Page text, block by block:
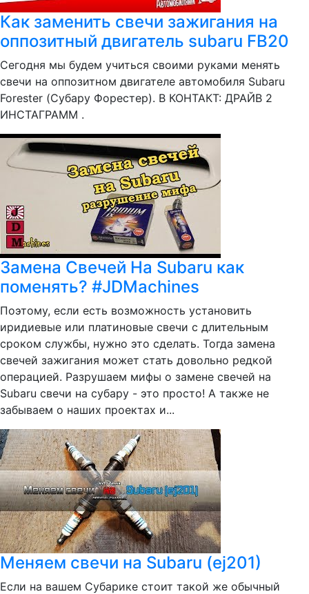
Как заменить свечи зажигания на
оппозитный двигатель subaru FB20
Сегодня мы будем учиться своими руками менять
свечи на оппозитном двигателе автомобиля Subaru
Forester (Субару Форестер). В КОНТАКТ: ДРАЙВ 2
ИНСТАГРАММ .
Замена Свечей На Subaru как
поменять? #JDMachines
Поэтому, если есть возможность установить
иридиевые или платиновые свечи с длительным
сроком службы, нужно это сделать. Тогда замена
свечей зажигания может стать довольно редкой
операцией. Разрушаем мифы о замене свечей на
Subaru свечи на субару - это просто! А также не
забываем о наших проектах и...
Меняем свечи на Subaru (ej201)
Если на вашем Субарике стоит такой же обычный